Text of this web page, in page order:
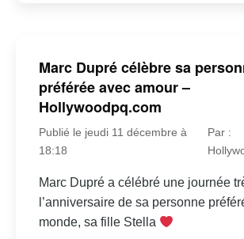
Marc Dupré célèbre sa
préférée avec amour –
Hollywoodpq.com
Publié le jeudi 11 décembre à
18:18
Par :
Marc Dupré a célébré une journée
l’anniversaire de sa personne
monde, sa fille Stella